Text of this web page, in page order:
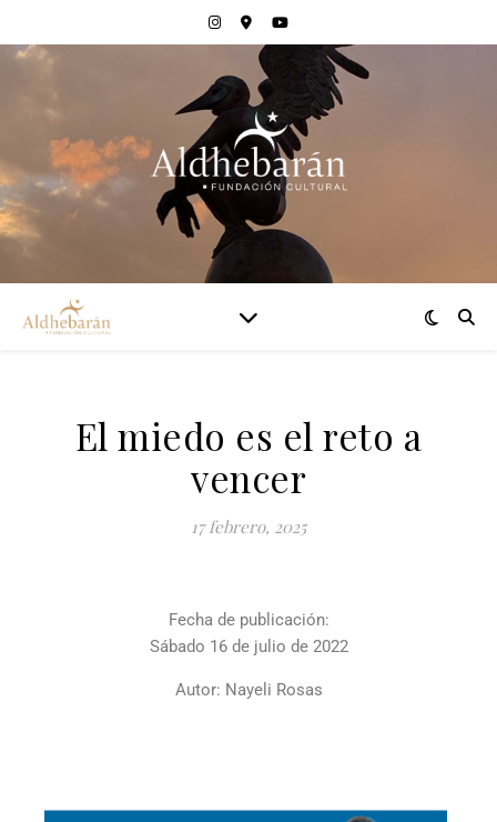
El miedo es el reto a
vencer
17 febrero, 2025
Fecha de publicación:
Sábado 16 de julio de 2022
Autor: Nayeli Rosas